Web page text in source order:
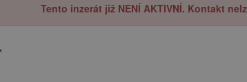
Tento inzerát již NENÍ AKTIVNÍ. Kontakt